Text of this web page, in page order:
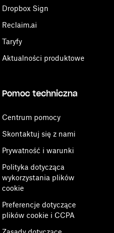
Dropbox Sign
Reclaim.ai
Taryfy
Aktualności produktowe
Pomoc techniczna
Centrum pomocy
Skontaktuj się z nami
Prywatność i warunki
Polityka dotycząca
wykorzystania plików
cookie
Preferencje dotyczące
plików cookie i CCPA